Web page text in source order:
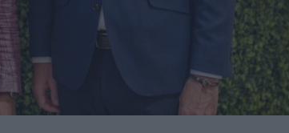
A PRUEBA LA CREATIVIDAD DE LAS MARCAS